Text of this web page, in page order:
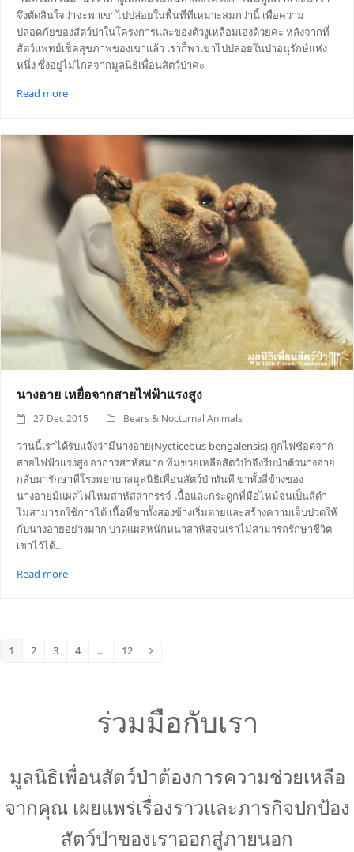
จึงตัดสินใจว่าจะพาเขาไปปล่อยในพื้นที่ที่เหมาะสมกว่านี้ เพื่อความ
ปลอดภัยของสัตว์ป่าในโครงการและของตัวงูเหลือมเองด้วยค่ะ หลังจากที่
สัตว์แพทย์เช็คสุขภาพของเขาแล้ว เราก็พาเขาไปปล่อยในป่าอนุรักษ์แห่ง
หนึ่ง ซึ่งอยู่ไม่ไกลจากมูลนิธิเพื่อนสัตว์ป่าค่ะ
Read more
นางอาย เหยื่อจากสายไฟฟ้าแรงสูง
27 Dec 2015 Bears & Nocturnal Animals
วานนี้เราได้รับแจ้งว่ามีนางอาย(Nycticebus bengalensis) ถูกไฟช๊อตจาก
สายไฟฟ้าแรงสูง อาการสาหัสมาก ทีมช่วยเหลือสัตว์ป่าจึงรีบนำตัวนางอาย
กลับมารักษาที่โรงพยาบาลมูลนิธิเพื่อนสัตว์ป่าทันที ขาทั้งสี่ข้างของ
นางอายมีแผลไฟไหมสาหัสสากรรจ์ เนื้อและกระดูกที่มือไหม้จนเป็นสีดำ
ไม่สามารถใช้การได้ เนื้อที่ขาทั้งสองข้างเริ่มตายและสร้างความเจ็บปวดให้
กับนางอายอย่างมาก บาดแผลหนักหนาสาหัสจนเราไม่สามารถรักษาชีวิต
เขาไว้ได้…
Read more
Page
1 Page
2 Page
3 Page
4 … Page
12 Next
ร่วมมือกับเรา
มูลนิธิเพื่อนสัตว์ป่าต้องการความช่วยเหลือ
จากคุณ เผยแพร่เรื่องราวและภารกิจปกป้อง
สัตว์ป่าของเราออกสู่ภายนอก